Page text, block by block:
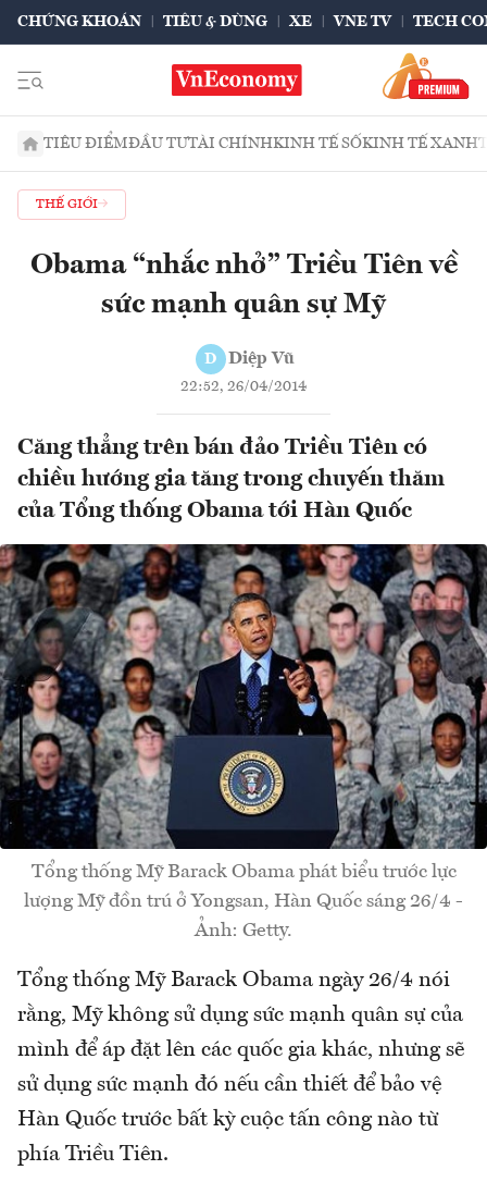
CHỨNG KHOÁN TIÊU & DÙNG XE VNE TV TECH
TIÊU ĐIỂMĐẦU TƯTÀI CHÍNHKINH TẾ SỐKINH TẾ XANH
THẾ GIỚI
Obama “nhắc nhở” Triều Tiên về
sức mạnh quân sự Mỹ
D Diệp Vũ
22:52, 26/04/2014
Căng thẳng trên bán đảo Triều Tiên có
chiều hướng gia tăng trong chuyến thăm
của Tổng thống Obama tới Hàn Quốc
Tổng thống Mỹ Barack Obama phát biểu trước lực
lượng Mỹ đồn trú ở Yongsan, Hàn Quốc sáng 26/4 -
Ảnh: Getty.
Tổng thống Mỹ Barack Obama ngày 26/4 nói
rằng, Mỹ không sử dụng sức mạnh quân sự của
mình để áp đặt lên các quốc gia khác, nhưng sẽ
sử dụng sức mạnh đó nếu cần thiết để bảo vệ
Hàn Quốc trước bất kỳ cuộc tấn công nào từ
phía Triều Tiên.